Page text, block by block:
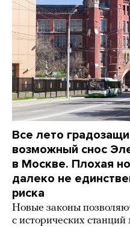
Все лето
возможный снос
в Москве. Плохая
далеко не
риска
Новые законы
с исторических станций